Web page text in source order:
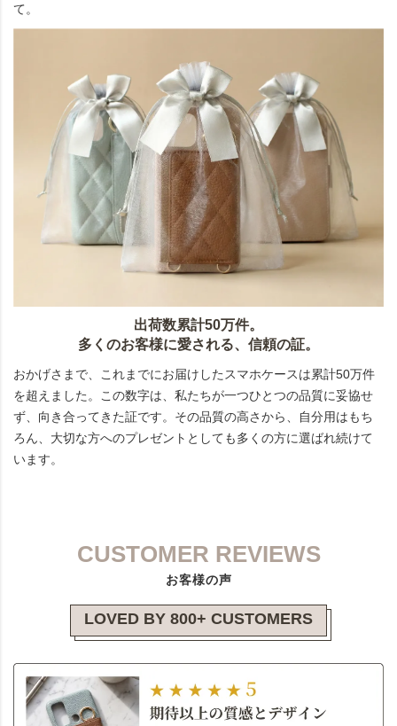
て。
出荷数累計50万件。
多くのお客様に愛される、信頼の証。
おかげさまで、これまでにお届けしたスマホケースは累計50万件
を超えました。この数字は、私たちが一つひとつの品質に妥協せ
ず、向き合ってきた証です。その品質の高さから、自分用はもち
ろん、大切な方へのプレゼントとしても多くの方に選ばれ続けて
います。
CUSTOMER REVIEWS
お客様の声
LOVED BY 800+ CUSTOMERS